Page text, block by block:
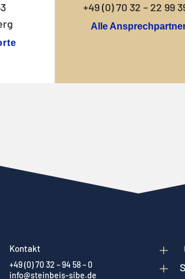
+49 (0) 70 32 – 22 99
Alle
Kontakt
+49 (0) 70 32 – 94 58 – 0
info@steinbeis-sibe.de
L
L